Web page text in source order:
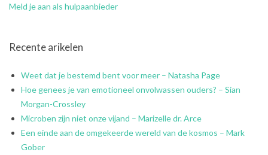
Meld je aan als hulpaanbieder
Recente arikelen
Weet dat je bestemd bent voor meer – Natasha Page
Hoe genees je van emotioneel onvolwassen ouders? – Sian
Morgan-Crossley
Microben zijn niet onze vijand – Marizelle dr. Arce
Een einde aan de omgekeerde wereld van de kosmos – Mark
Gober